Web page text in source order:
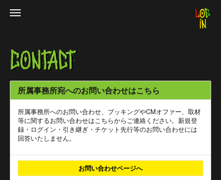
所属事務所宛へのお問い合わせはこちら
所属事務所へのお問い合わせ、ブッキングやCMオファー、取材
等に関するお問い合わせはこちらからご連絡ください。新規登
録・ログイン・引き継ぎ・チケット先行等のお問い合わせには
回答いたしません。
お問い合わせページへ